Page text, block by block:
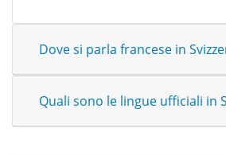
Dove si parla francese in
Quali sono le lingue ufficiali in